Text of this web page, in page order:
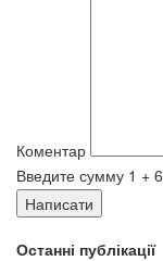
Коментар
Введите сумму 1 + 6
Написати
Останні публікації